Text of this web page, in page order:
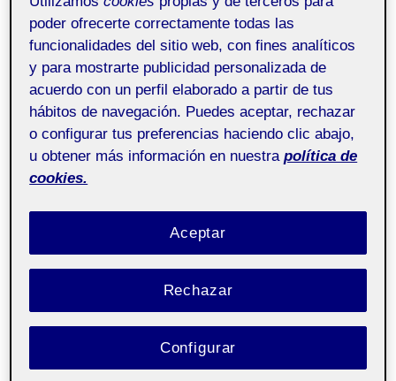
defensor del lector, cuyo objetivo será atender las
quejas de la audiencia y asegurar que se cumplan los
principios éticos y profesionales.
Rendición de cuentas. Se harán públicas las
cuentas anuales del medio, dejando claras las vías
de financiación, así como qué cantidad proviene de
ingresos publicitarios, cuál de los suscriptores u
otras fuentes. También se detallarán qué compañías
han realizado aportaciones económicas (aunque sea
vía publicidad) al medio. En las cuentas se
desglosarán los salarios de los trabajadores por
análisis de la brecha salarial de género que pudiera
existir.
poder ofrecerte correctamente todas las
funcionalidades del sitio web, con fines analíticos
y para mostrarte publicidad personalizada de
acuerdo con un perfil elaborado a partir de tus
hábitos de navegación. Puedes aceptar, rechazar
o configurar tus preferencias haciendo clic abajo,
u obtener más información en nuestra política de
cookies.
Rechazar
Aceptar
Configurar